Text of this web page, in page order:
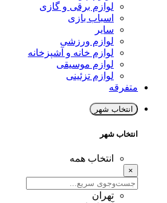
لوازم برقی و گازی
اسباب بازی
سایر
لوازم ورزشی
لوازم خانه و آشپزخانه
لوازم موسیقی
لوازم تزئینی
متفرقه
انتخاب شهر
انتخاب شهر
انتخاب همه
×
تهران